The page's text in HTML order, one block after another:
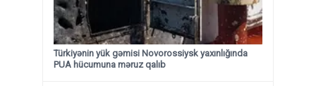
Türkiyənin yük gəmisi Novorossiysk yaxınlığında
PUA hücumuna məruz qalıb